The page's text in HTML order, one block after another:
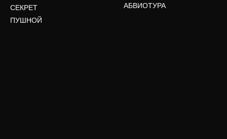
СЕКРЕТ
ПУШНОЙ
АБВИОТУРА